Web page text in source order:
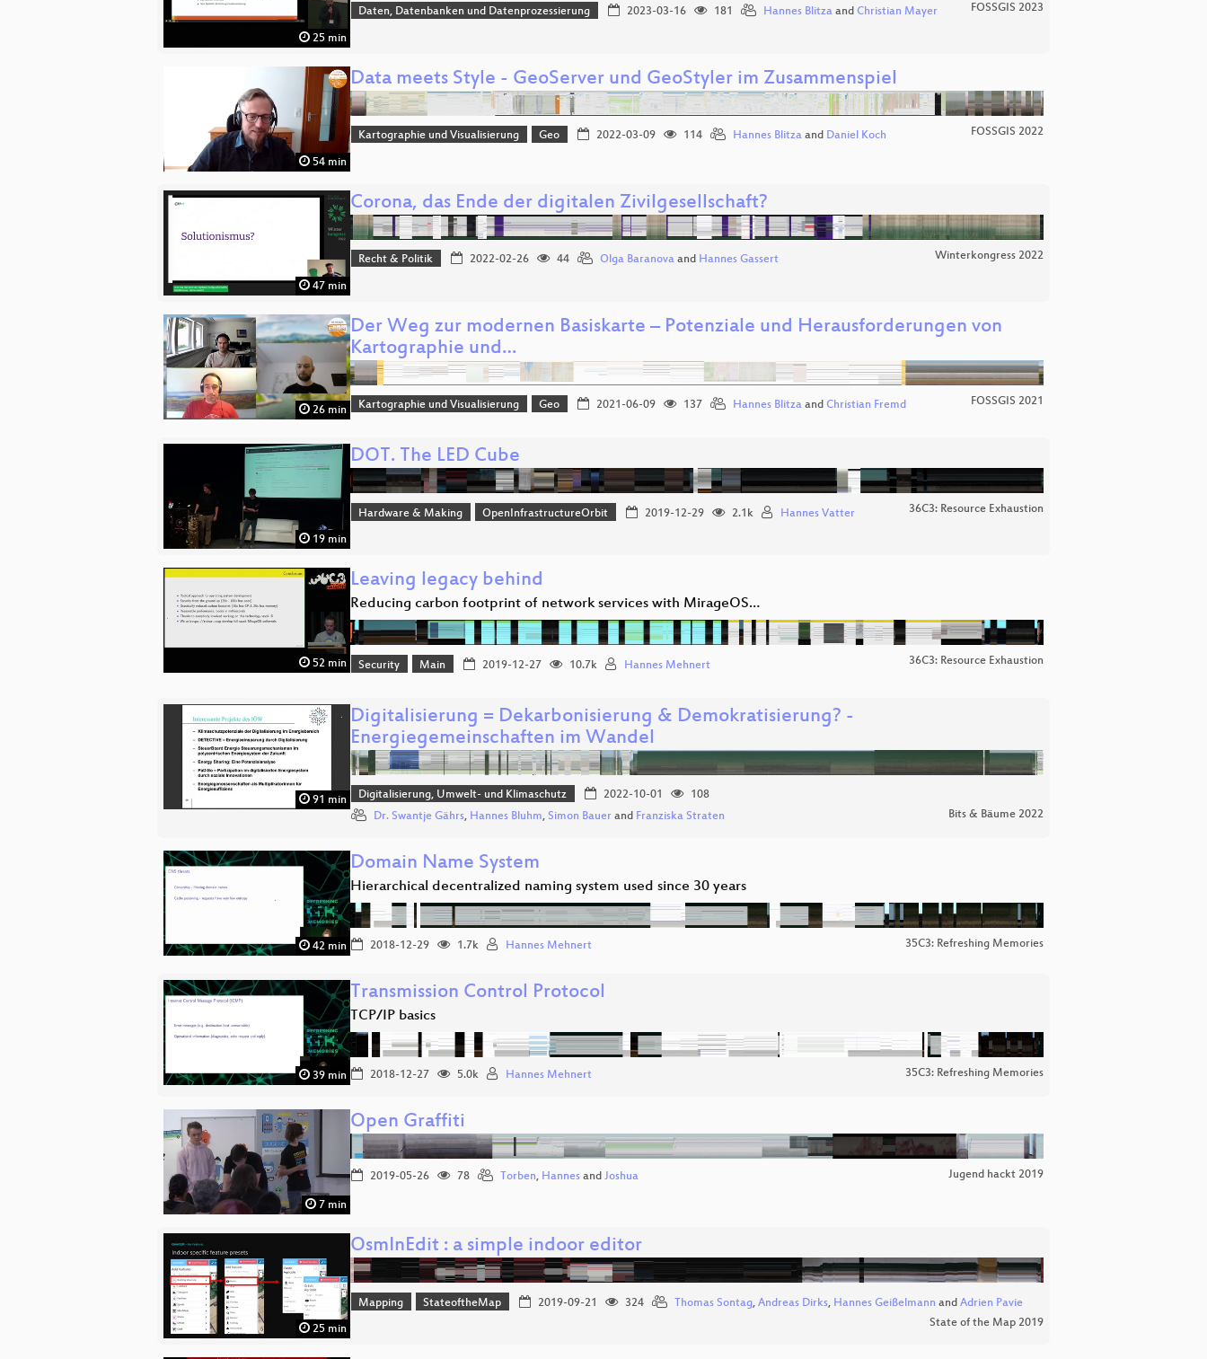
25 min
Daten, Datenbanken und Datenprozessierung 2023-03-16 181 Hannes Blitzaand Christian Mayer FOSSGIS 2023
54 min
Data meets Style - GeoServer und GeoStyler im Zusammenspiel
Kartographie und Visualisierung Geo 2022-03-09 114 Hannes Blitzaand Daniel Koch FOSSGIS 2022
47 min
Corona, das Ende der digitalen Zivilgesellschaft?
Recht & Politik 2022-02-26 44 Olga Baranovaand Hannes Gassert Winterkongress 2022
26 min
Der Weg zur modernen Basiskarte – Potenziale und Herausforderungen von
Kartographie und…
Kartographie und Visualisierung Geo 2021-06-09 137 Hannes Blitzaand Christian Fremd FOSSGIS 2021
19 min
DOT. The LED Cube
Hardware & Making OpenInfrastructureOrbit 2019-12-29 2.1k Hannes Vatter 36C3: Resource Exhaustion
52 min
Leaving legacy behind
Reducing carbon footprint of network services with MirageOS…
Security Main 2019-12-27 10.7k Hannes Mehnert 36C3: Resource Exhaustion
91 min
Digitalisierung = Dekarbonisierung & Demokratisierung? -
Energiegemeinschaften im Wandel
Digitalisierung, Umwelt- und Klimaschutz 2022-10-01
108
Dr. Swantje Gährs, Hannes Bluhm, Simon Bauer and Franziska Straten Bits & Bäume 2022
42 min
Domain Name System
Hierarchical decentralized naming system used since 30 years
2018-12-29 1.7k Hannes Mehnert 35C3: Refreshing Memories
39 min
Transmission Control Protocol
TCP/IP basics
2018-12-27 5.0k Hannes Mehnert 35C3: Refreshing Memories
7 min
Open Graffiti
2019-05-26 78 Torben, Hannes and Joshua Jugend hackt 2019
25 min
OsmInEdit : a simple indoor editor
Mapping StateoftheMap 2019-09-21 324 Thomas Sontag, Andreas Dirks, Hannes Geißelmann and Adrien Pavie
State of the Map 2019